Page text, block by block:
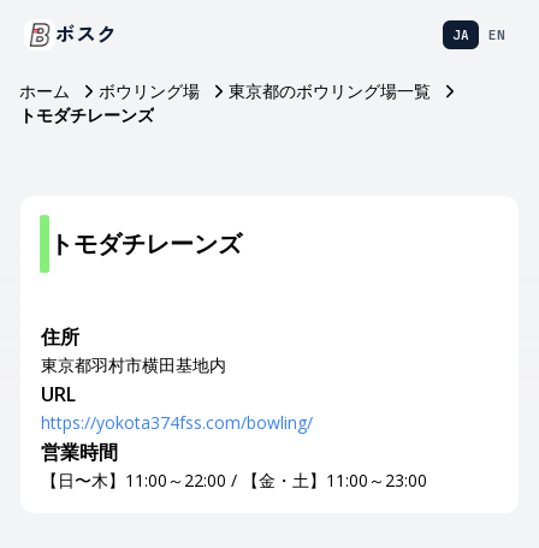
ボスク JA EN
ホーム ボウリング場
東京都のボウリング場一覧
トモダチレーンズ
トモダチレーンズ
住所
東京都羽村市横田基地内
URL
https://yokota374fss.com/bowling/
営業時間
【日〜木】11:00～22:00 / 【金・土】11:00～23:00